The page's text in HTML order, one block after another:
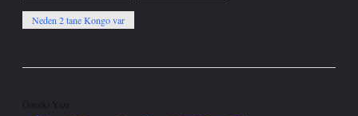
Neden 2 tane Kongo var
Önceki Yazı